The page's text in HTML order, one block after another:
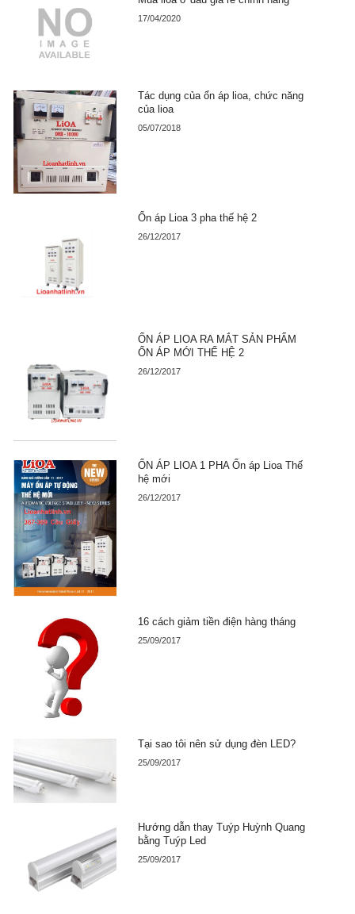
17/04/2020
Tác dụng của ổn áp lioa, chức năng
của lioa
05/07/2018
Ổn áp Lioa 3 pha thế hệ 2
26/12/2017
ỔN ÁP LIOA RA MẮT SẢN PHẨM
ỔN ÁP MỚI THẾ HỆ 2
26/12/2017
ỔN ÁP LIOA 1 PHA Ổn áp Lioa Thế
hệ mới
26/12/2017
16 cách giảm tiền điện hàng tháng
25/09/2017
Tại sao tôi nên sử dụng đèn LED?
25/09/2017
Hướng dẫn thay Tuýp Huỳnh Quang
bằng Tuýp Led
25/09/2017